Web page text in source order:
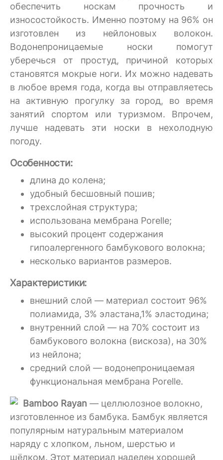
обеспечить носкам прочность и
износостойкость. Именно поэтому на 96% он
изготовлен из нейлоновых волокон.
Водонепроницаемые носки помогут
уберечься от простуд, причиной которых
становятся мокрые ноги. Их можно надевать
в любое время года, когда вы отправляетесь
на активную прогулку за город, во время
занятий спортом или туризмом. Впрочем,
лучше надевать эти носки в нехолодную
погоду.
Особенности:
длина до колена;
удобный бесшовный пошив;
трехслойная структура;
использована мембрана Porelle;
высокий процент содержания
гипоалергенного бамбукового волокна;
несколько вариантов размеров.
Характеристики:
внешний слой — материал состоит 96%
полиамида, 3% эластана,1% эластодина;
внутренний слой — на 70% состоит из
бамбукового волокна (вискоза), на 30%
из нейлона;
средний слой — водонепроницаемая
функциональная мембрана Porelle.
Bamboo Rayan — целлюлозное волокно,
изготовленное из бамбука. Бамбук является
популярным натуральным материалом
наряду с хлопком, льном, шерстью и
шёлком. Этот материал наделен хорошей